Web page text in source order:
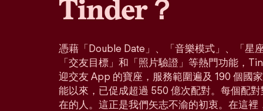
Tinder？
憑藉「Double Date」、「音樂模式」、「星
「交友目標」和「照片驗證」等熱門功能，
迎交友 App 的寶座，服務範圍遍及 190 個國
能以來，已促成超過 550 億次配對。每個配
在的人。這正是我們矢志不渝的初衷。在這